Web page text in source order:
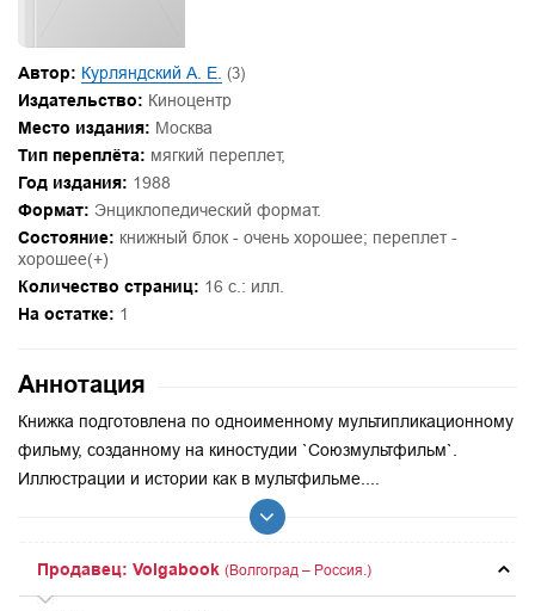
Автор: Курляндский А. Е. (3)
Издательство: Киноцентр
Место издания: Москва
Тип переплёта: мягкий переплет,
Год издания: 1988
Формат: Энциклопедический формат.
Состояние: книжный блок - очень хорошее; переплет -
хорошее(+)
Количество страниц: 16 с.: илл.
На остатке: 1
Аннотация
Книжка подготовлена по одноименному мультипликационному
фильму, созданному на киностудии `Союзмультфильм`.
Иллюстрации и истории как в мультфильме....
Продавец: Volgabook (Волгоград – Россия.)